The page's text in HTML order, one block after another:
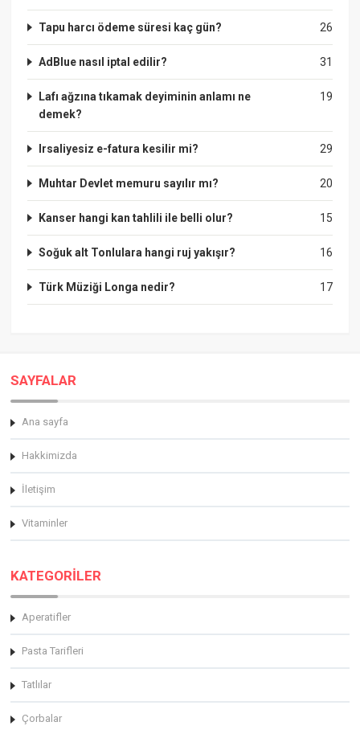
26
Tapu harcı ödeme süresi kaç gün?
31
AdBlue nasıl iptal edilir?
19
Lafı ağzına tıkamak deyiminin anlamı ne
demek?
29
Irsaliyesiz e-fatura kesilir mi?
20
Muhtar Devlet memuru sayılır mı?
15
Kanser hangi kan tahlili ile belli olur?
16
Soğuk alt Tonlulara hangi ruj yakışır?
17
Türk Müziği Longa nedir?
SAYFALAR
Ana sayfa
Hakkimizda
İletişim
Vitaminler
KATEGORİLER
Aperatifler
Pasta Tarifleri
Tatlılar
Çorbalar